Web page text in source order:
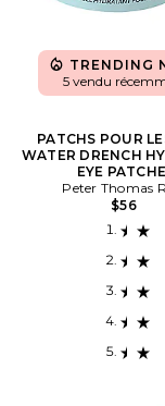
TRENDING
5 vendu
PATCHS POUR
WATER DRENCH
EYE
Peter Thomas
$56